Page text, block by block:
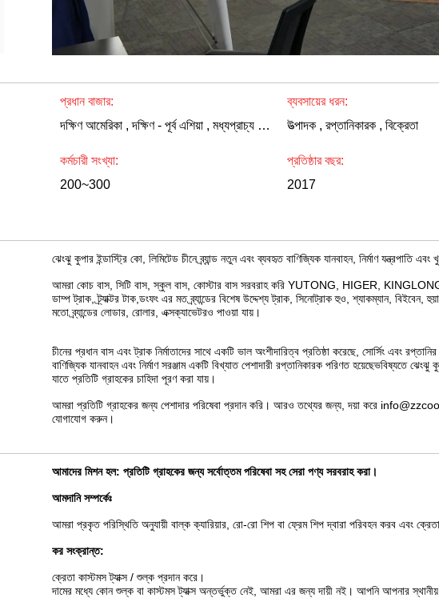
প্রধান বাজার:
দক্ষিণ আমেরিকা , দক্ষিণ - পূর্ব এশিয়া , মধ্যপ্রাচ্য , আফ্রিকা
ব্যবসায়ের ধরন:
উত্পাদক , রপ্তানিকারক , বিক্রেতা
কর্মচারী সংখ্যা:
200~300
প্রতিষ্ঠার বছর:
2017
ঝেংঝু কুপার ইন্ডাস্ট্রি কো, লিমিটেড চীনে ব্র্যান্ড নতুন এবং ব্যবহৃত বাণিজ্যিক যানবাহন, নির্মাণ যন্ত্রপাতি
আমরা কোচ বাস, সিটি বাস, স্কুল বাস, কোস্টার বাস সরবরাহ করি YUTONG, HIGER,
ডাম্প ট্রাক, ট্র্যাক্টর টাক,ডংফং এর মত ব্র্যান্ডের বিশেষ উদ্দেশ্য ট্রাক, সিনোট্রাক হুও, শ্যাকম্যান,
মতো ব্র্যান্ডের লোডার, রোলার, এক্সক্যাভেটরও পাওয়া যায়।
চীনের প্রধান বাস এবং ট্রাক নির্মাতাদের সাথে একটি ভাল অংশীদারিত্ব প্রতিষ্ঠা করেছে, সোর্সিং এবং
বাণিজ্যিক যানবাহন এবং নির্মাণ সরঞ্জাম একটি বিখ্যাত পেশাদারী রপ্তানিকারক পরিণত হয়েছেভবিষ্যতে
যাতে প্রতিটি গ্রাহকের চাহিদা পূরণ করা যায়।
আমরা প্রতিটি গ্রাহকের জন্য পেশাদার পরিষেবা প্রদান করি। আরও তথ্যের জন্য, দয়া করে
যোগাযোগ করুন।
আমাদের মিশন হল: প্রতিটি গ্রাহকের জন্য সর্বোত্তম পরিষেবা সহ সেরা পণ্য সরবরাহ করা।
আমদানি সম্পর্কেঃ
আমরা প্রকৃত পরিস্থিতি অনুযায়ী বাল্ক ক্যারিয়ার, রো-রো শিপ বা ফ্রেম শিপ দ্বারা পরিবহন করব এবং
কর সংক্রান্ত:
ক্রেতা কাস্টমস ট্যাক্স / শুল্ক প্রদান করে।
দামের মধ্যে কোন শুল্ক বা কাস্টমস ট্যাক্স অন্তর্ভুক্ত নেই, আমরা এর জন্য দায়ী নই। আপনি আপনার